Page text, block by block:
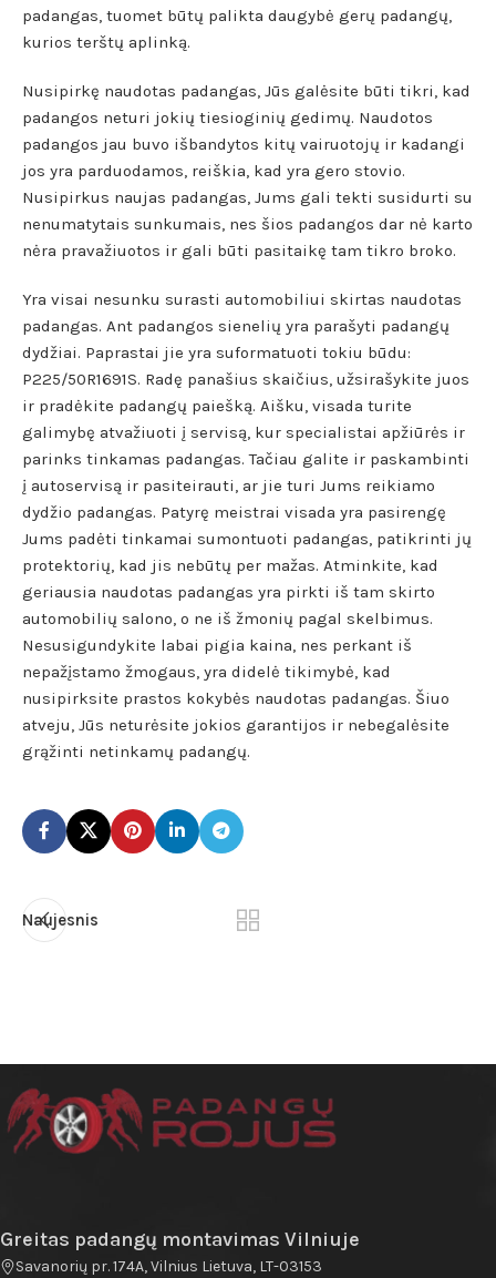
padangas, tuomet būtų palikta daugybė gerų padangų,
kurios terštų aplinką.
Nusipirkę naudotas padangas, Jūs galėsite būti tikri, kad
padangos neturi jokių tiesioginių gedimų. Naudotos
padangos jau buvo išbandytos kitų vairuotojų ir kadangi
jos yra parduodamos, reiškia, kad yra gero stovio.
Nusipirkus naujas padangas, Jums gali tekti susidurti su
nenumatytais sunkumais, nes šios padangos dar nė karto
nėra pravažiuotos ir gali būti pasitaikę tam tikro broko.
Yra visai nesunku surasti automobiliui skirtas naudotas
padangas. Ant padangos sienelių yra parašyti padangų
dydžiai. Paprastai jie yra suformatuoti tokiu būdu:
P225/50R1691S. Radę panašius skaičius, užsirašykite juos
ir pradėkite padangų paiešką. Aišku, visada turite
galimybę atvažiuoti į servisą, kur specialistai apžiūrės ir
parinks tinkamas padangas. Tačiau galite ir paskambinti
į autoservisą ir pasiteirauti, ar jie turi Jums reikiamo
dydžio padangas. Patyrę meistrai visada yra pasirengę
Jums padėti tinkamai sumontuoti padangas, patikrinti jų
protektorių, kad jis nebūtų per mažas. Atminkite, kad
geriausia naudotas padangas yra pirkti iš tam skirto
automobilių salono, o ne iš žmonių pagal skelbimus.
Nesusigundykite labai pigia kaina, nes perkant iš
nepažįstamo žmogaus, yra didelė tikimybė, kad
nusipirksite prastos kokybės naudotas padangas. Šiuo
atveju, Jūs neturėsite jokios garantijos ir nebegalėsite
grąžinti netinkamų padangų.
Naujesnis
Greitas padangų montavimas Vilniuje
Savanorių pr. 174A, Vilnius Lietuva, LT-03153